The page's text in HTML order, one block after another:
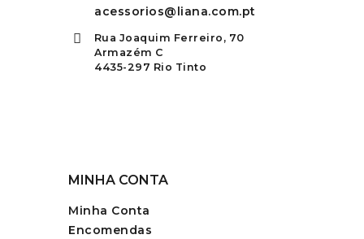
acessorios@liana.com.pt
Rua Joaquim Ferreiro, 70
Armazém C
4435-297 Rio Tinto
MINHA CONTA
Minha Conta
Encomendas